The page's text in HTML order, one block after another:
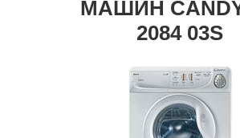
МАШИН
2084 03S